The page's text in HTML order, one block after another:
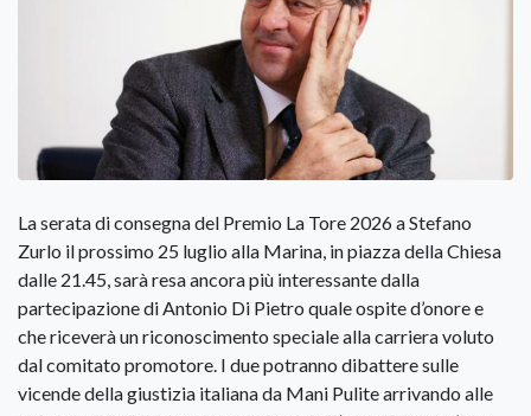
La serata di consegna del Premio La Tore 2026 a Stefano Zurlo il prossimo 25 luglio alla Marina, in piazza della Chiesa dalle 21.45, sarà resa ancora più interessante dalla partecipazione di Antonio Di Pietro quale ospite d’onore e che riceverà un riconoscimento speciale alla carriera voluto dal comitato promotore. I due potranno dibattere sulle vicende della giustizia italiana da Mani Pulite arrivando alle cronache giudiziarie più recenti, come il ‘caso Garlasco’ che tanto appassiona il pubblico trasversalmente in queste settimane, ma a dire il vero da anni. La carriera di Antonio Di Pietro si è sviluppata principalmente attraverso due fasi storiche: una prima parte come magistrato simbolo dell’inchiesta Mani Pulite e una seconda come leader politico e ministro della Repubblica. Ecco le tappe fondamentali del suo percorso professionale: nato a Montenero di Bisaccia nel 1950, dopo aver lavorato anche all’estero come operaio, si è laureato in Giurisprudenza alla Statale di Milano nel 1978. Lavora inizialmente come segretario comunale in alcuni paesi del Comasco. Nel 1980 vince il concorso come Commissario della Polizia di Stato e assume la guida della polizia giudiziaria del IV distretto a Milano. Vince il concorso nel 1981, diventando poi nel 1985 sostituto procuratore presso la Procura della Repubblica di Milano. Nel febbraio del 1992 coordina l’arresto di Mario Chiesa, dando ufficialmente inizio all’inchiesta Mani Pulite. Insieme ai colleghi del pool investigativo (tra cui Borrelli, Colombo e Camassa), svela il sistema di corruzione sistemica della Prima Repubblica noto come Tangentopoli. Nel dicembre 1994, al culmine della popolarità mediatica, si dimette improvvisamente dalla magistratura per potersi difendere da una serie di inchieste e dossieraggi avviati contro di lui, dai quali uscirà successivamente prosciolto da ogni accusa. Nel 1996 entra ufficialmente in politica e viene nominato ministro nel primo Governo Prodi. Si dimette pochi mesi dopo a causa del riemergere di alcune inchieste giudiziarie a suo carico, che si riveleranno infondate. Nel 1997 vince le elezioni suppletive nel collegio del Mugello, entrando in Parlamento come senatore. Nel 1998 fonda il suo movimento politico personale, l’Italia dei Valori, incentrato sulla legalità e sul contrasto alla corruzione. Con questo partito viene eletto sia al Parlamento Europeo che alla Camera dei Deputati. Dal 2006 al 2008 torna al governo come Ministro delle infrastrutture nel secondo esecutivo guidato da Romano Prodi. Dopo il forte ridimensionamento politico dell’Italia dei Valori alle elezioni del 2013, Di Pietro lascia tutti gli incarichi di partito nel 2014. Da allora si è ritirato a vita privata nella sua terra natale in Molise, dove si dedica principalmente alla gestione dell’azienda agricola di famiglia e all’attività di avvocato, intervenendo saltuariamente nel dibattito pubblico sui temi legati alla riforma della giustizia. Il suo intervento durante il dibattito pre referendum ha aperto molte polemiche dalle quali egli si è sempre difeso nel merito. La sua partecipazione al dibattito referendario lo ha visto protagonista diverse volte in tempi recenti e la sua reazione alle vicende referendarie varia significativamente a seconda della consultazione a cui si fa riferimento, poiché la sua carriera politica lo ha visto sia nel ruolo di vincitore e promotore (come nel 2011) sia in quello di sostenitore di riforme rimaste sconfitte come quella di poche settimane orsono. Il Referendum Costituzionale del 2016 (Il ‘No’ alla riforma Renzi): Antonio Di Pietro si schierò apertamente per il ‘No’, definendo la riforma pasticciata e pericolosa per l’equilibrio dei poteri giudiziario e legislativo. Di Pietro accolse la netta sconfitta della riforma e le conseguenti dimissioni di Renzi come una vittoria della democrazia e della Carta Costituzionale. Commentò l’esito sottolineando che il popolo italiano aveva fermato un tentativo di accentramento del potere, confermando la solidità dei principi democratici originari. Nel dibattito della scorsa primavera per il referendum sulla separazione delle carriere dei magistrati, Di Pietro ha vissuto un cambio di passo radicale diventando uno dei principali volti pubblici del comitato per il ‘Sì’ (‘Sì Separa’). Di fronte all’esito delle urne, l’ex pm ha reagito mantenendo una linea legata al merito tecnico della proposta, respingendo le accuse di aver ‘tradito’ la magistratura. Ha commentato la vicenda dichiarando che la sua era una battaglia di coerenza liberale volta a tutelare i cittadini e a garantire un giudice terzo in parità di condizioni, invitando la politica a non strumentalizzare il voto. Quindi notiamo come egli abbia sempre mantenuto un chiaro atteggiamento equilibrato e istituzionale sia in caso di vittoria sia in caso di sconfitta. Eppure il ‘personaggio’ di Pietro ha rappresentato per molti versi una chiara e netta e alcune volte ‘rivoluzionaria’ posizione nel quadro della storia della nostra Repubblica, almeno per quella degli ultimi trent’anni. La fine della prima repubblica, così come fu chiamata ai tempi, fu di certo avviata e per così dire ‘tracciata’ dal magistrato milanese che attraverso il ‘pool’ incise non poco nel sistema politico dell’epoca fino a distruggerlo. Di queste ore è la rivelazione non proprio scontata che anche il PCI prese la sua gigantesca mazzetta e lo fece dal Gruppo Ferruzzi. Il famoso miliardo, che già nel 2011 fu proprio Stefano Zurlo in diretta tv a ‘contestare’ a Di Pietro con la famosa espressione ‘il pool si incartò sulla soglia di Botteghe Oscure’, ora risbuca nella cronaca politica grazie a Carlo Sama, allora ai vertici del gruppo multi miliardario (in lire) di Gardini. Il cosiddetto ‘miliardo a Botteghe Oscure’ rappresenta uno dei capitoli più controversi, dibattuti e iconici dell’inchiesta Mani Pulite. Nonostante le dichiarazioni di Sama (all’epoca appunto amministratore delegato del gruppo Ferruzzi-Montedison) e di Sergio Cusani, secondo cui nel dicembre 1989 Raul Gardini si era recato personalmente a Roma con una valigetta contenente un miliardo di lire in contanti destinato al PCI, il pool di Antonio Di Pietro non riuscì mai a trovarne la prova oggettiva sul piano giudiziario. Il denaro non fu mai tracciato per una serie di precise ragioni processuali e fattuali ossia la mancanza di prove documentali e la natura dei contanti. Il miliardo faceva parte della gigantesca provvista di fondi neri legata alla maxi-tangente Enimont. A differenza dei canali bancari esteri utilizzati per gli altri partiti della Prima Repubblica (come la Democrazia Cristiana o il PSI), questo specifico miliardo consisteva in denaro contante trasportato fisicamente tramite un aereo privato del gruppo Ferruzzi sulla tratta Forlì-Roma. Non esistendo bonifici, transazioni elettroniche o ‘fogli di via’ bancari, l’assenza di una traccia cartacea rese impossibile per i magistrati seguirne i flussi finanziari. Durante i durissimi interrogatori condotti da Antonio Di Pietro, Carlo Sama ammise di non aver assistito direttamente alla consegna del denaro. Sia Sama sia Cusani dichiararono a verbale di aver appreso l’episodio direttamente dalla voce di Raul Gardini. Mancava, di conseguenza, il testimone oculare diretto della dazione materiale del denaro, poiché i vertici del PCI dell’epoca (tra cui Achille Occhetto e Massimo D’Alema) respinsero fermamente ogni addebito. Il teste chiave e l’unico uomo che avrebbe potuto confermare con esattezza a chi, come e quando fosse stata consegnata quella valigetta era proprio Gardini. L’imprenditore, tuttavia, si suicidò il 23 luglio 1993 nella sua abitazione di Milano, poco prima dell’imminente arresto e del programmato interrogatorio con Di Pietro. La sua scomparsa privò i magistrati della confessione diretta del principale protagonista, lasciando l’episodio privo del tassello probatorio decisivo. Le indagini sulle cosiddette ‘tangenti rosse’ si scontrarono con la rigida struttura organizzativa delle tesorerie di partito e con la figura di Primo Greganti (noto alle cronache come il compagno G). Nonostante lunghi periodi di carcerazione preventiva, Greganti mantenne una linea di totale fermezza: ammise di aver percepito somme di denaro, ma sostenne sempre che si trattava di contributi a titolo personale o legati ad affari privati, e non destinati alle casse del partito. Questo atteggiamento impedì ai magistrati di Milano di estendere legalmente la responsabilità penale ai vertici politici di Botteghe Oscure. Sama e Cusani vennero condannati come corruttori per l’intero impianto della vicenda Enimont, ma il reato di finanziamento illecito ai singoli esponenti del PCI per quel miliardo specifico fu archiviato per insufficienza di prove oggettive, rimanendo uno dei grandi misteri irrisolti di Tangentopoli. Erano presenti proprio loro due l’altra sera in diretta TV con Di Pietro e alla specifica domanda: ‘ma li portaste o no questi soldi?’ Sama, con grande serenità, ha ammesso che furono consegnati. Cosa che sgretola quel poco di dubbi che potevano esserci che solo i comunisti italiani erano rimasti lontani dalla corruzione, rispetto alla ‘balena bianca’ o al partito di Bettino Craxi. Insomma pagine nere o almeno buie della nostra storia recente, delle quali Di Pietro è stato protagonista in positivo e grazie al quale un sistema intero di corruzione fu ‘stoppato’, almeno in parte, come ha spesso ammesso lo stesso Di Pietro che con il realismo che gli è proprio, pur rivendicando la bontà del suo operato, sa bene che il fenomeno prosegue in modo diverso anche oggi. A Di Pietro sarà consegnato dalle mani dell’autrice Francesca Groppelli il ‘Riconoscimento speciale alla carriera Luigi Catta’ che è una bellissima opera d’arte intitolata ‘Le mani della giustizia’(2026) mentre il maestro Lorenzo D’Andrea ha realizzato il premio 2026, ossia un ritratto di Stefano Zurlo. Il Premio letterario La Tore 2026 è promosso da Franco e Lucia Semeraro e dall’Hotel Gabbiano Azzurro. Parte